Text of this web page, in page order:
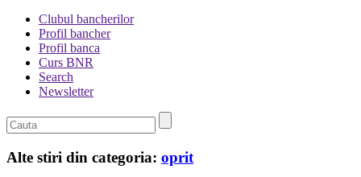
Clubul bancherilor
Profil bancher
Profil banca
Curs BNR
Search
Newsletter
Alte stiri din categoria: oprit